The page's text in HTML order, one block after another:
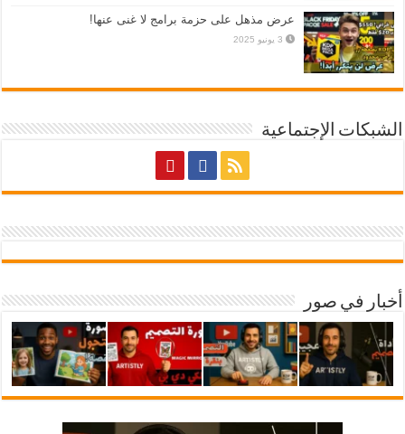
عرض مذهل على حزمة برامج لا غنى عنها!
3 يونيو 2025
الشبكات الإجتماعية
أخبار في صور